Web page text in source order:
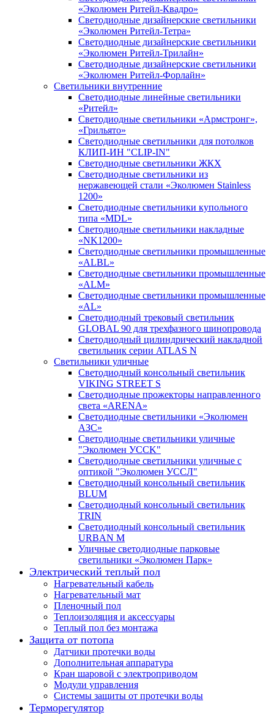
«Эколюмен Ритейл-Квадро»
Светодиодные дизайнерские светильники
«Эколюмен Ритейл-Тетра»
Светодиодные дизайнерские светильники
«Эколюмен Ритейл-Трилайн»
Светодиодные дизайнерские светильники
«Эколюмен Ритейл-Форлайн»
Светильники внутренние
Светодиодные линейные светильники
«Ритейл»
Светодиодные светильники «Армстронг»,
«Грильято»
Светодиодные светильники для потолков
КЛИП-ИН "CLIP-IN"
Светодиодные светильники ЖКХ
Светодиодные светильники из
нержавеющей стали «Эколюмен Stainless
1200»
Светодиодные светильники купольного
типа «MDL»
Светодиодные светильники накладные
«NK1200»
Светодиодные светильники промышленные
«ALBL»
Светодиодные светильники промышленные
«ALM»
Светодиодные светильники промышленные
«AL»
Светодиодный трековый светильник
GLOBAL 90 для трехфазного шинопровода
Светодиодный цилиндрический накладной
светильник серии ATLAS N
Светильники уличные
Cветодиодный консольный светильник
VIKING STREET S
Светодиодные прожекторы направленного
света «ARENA»
Светодиодные светильники «Эколюмен
АЗС»
Светодиодные светильники уличные
"Эколюмен УССK"
Светодиодные светильники уличные с
оптикой "Эколюмен УССЛ"
Светодиодный консольный светильник
BLUM
Светодиодный консольный светильник
TRIN
Светодиодный консольный светильник
URBAN M
Уличные светодиодные парковые
светильники «Эколюмен Парк»
Электрический теплый пол
Нагревательный кабель
Нагревательный мат
Пленочный пол
Теплоизоляция и аксессуары
Теплый пол без монтажа
Защита от потопа
Датчики протечки воды
Дополнительная аппаратура
Кран шаровой с электроприводом
Модули управления
Системы защиты от протечки воды
Терморегулятор